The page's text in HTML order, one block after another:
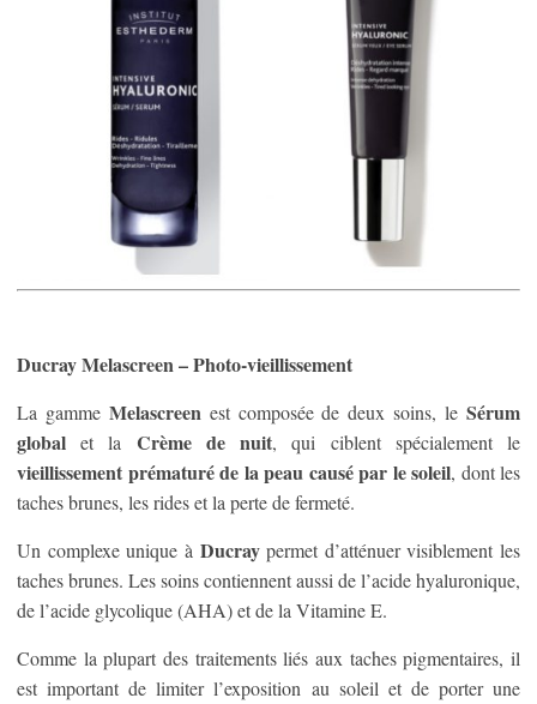
Ducray Melascreen – Photo-vieillissement
La gamme Melascreenest composée de deux soins, leSérum
global et la Crème de nuit, qui ciblent spécialement le
vieillissement prématuré de la peau causé par le soleil, dont les
taches brunes, les rides et la perte de fermeté.
Un complexe unique à Ducraypermet d’atténuer visiblement les
taches brunes. Les soins contiennent aussi de l’acide hyaluronique,
de l’acide glycolique (AHA) et de la Vitamine E.
Comme la plupart des traitements liés aux taches pigmentaires, il
est important de limiter l’exposition au soleil et de porter une